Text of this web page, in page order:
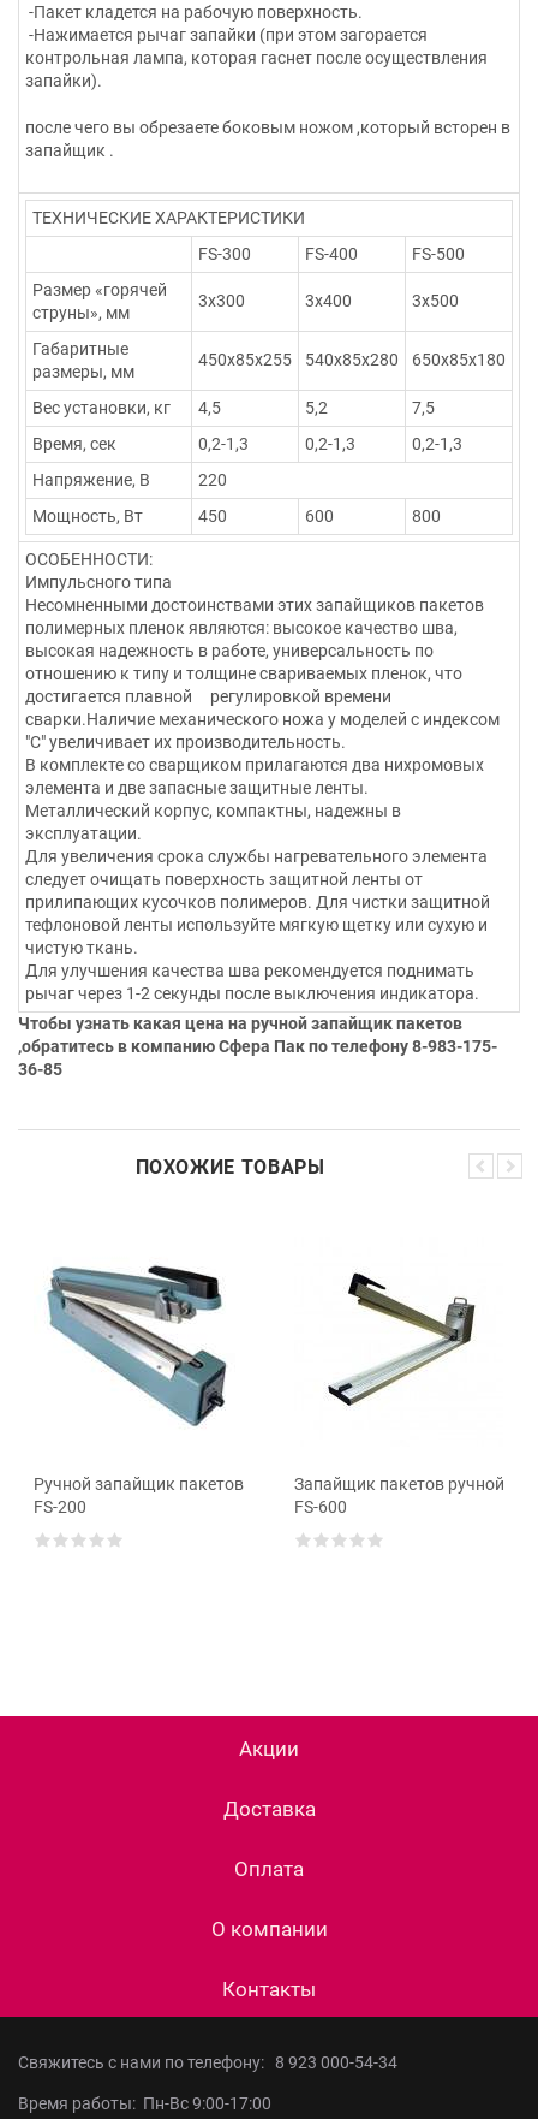
-Пакет кладется на рабочую поверхность.
-Нажимается рычаг запайки (при этом загорается
контрольная лампа, которая гаснет после осуществления
запайки).
после чего вы обрезаете боковым ножом ,который всторен в
запайщик .
ТЕХНИЧЕСКИЕ ХАРАКТЕРИСТИКИ
FS-300
FS-400
FS-500
Размер «горячей
струны», мм
3х300 3х400 3х500
Габаритные
размеры, мм
450х85х255 540х85х280 650х85х180
Вес установки, кг 4,5 5,2
7,5
Время, сек
0,2-1,3 0,2-1,3
0,2-1,3
Напряжение, В
220
Мощность, Вт
450 600 800
ОСОБЕННОСТИ:
Импульсного типа
Несомненными достоинствами этих запайщиков пакетов
полимерных пленок являются: высокое качество шва,
высокая надежность в работе, универсальность по
отношению к типу и толщине свариваемых пленок, что
достигается плавной регулировкой времени
сварки.Наличие механического ножа у моделей с индексом
"C" увеличивает их производительность.
В комплекте со сварщиком прилагаются два нихромовых
элемента и две запасные защитные ленты.
Металлический корпус, компактны, надежны в
эксплуатации.
Для увеличения срока службы нагревательного элемента
следует очищать поверхность защитной ленты от
прилипающих кусочков полимеров. Для чистки защитной
тефлоновой ленты используйте мягкую щетку или сухую и
чистую ткань.
Для улучшения качества шва рекомендуется поднимать
рычаг через 1-2 секунды после выключения индикатора.
Чтобы узнать какая цена на ручной запайщик пакетов
,обратитесь в компанию Сфера Пак по телефону 8-983-175-
36-85
ПОХОЖИЕ ТОВАРЫ
Ручной запайщик пакетов
FS-200
Запайщик пакетов ручной
FS-600
Акции
Доставка
Оплата
О компании
Контакты
Свяжитесь с нами по телефону: 8 923 000-54-34
Время работы: Пн-Вс 9:00-17:00